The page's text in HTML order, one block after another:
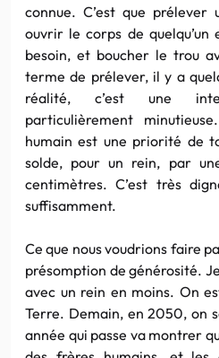
connue. C’est que prélever
ouvrir le corps de
besoin, et boucher le trou
terme de prélever, il y a
réalité, c’est une
particulièrement
humain est une priorité de
solde, pour un rein, par
centimètres. C’est très
suffisamment.
Ce que nous voudrions faire
présomption de générosité.
avec un rein en moins. On
Terre. Demain, en 2050, on
année qui passe va montrer